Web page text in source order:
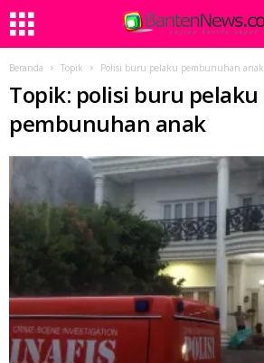
Beranda Topik Polisi buru pelaku pembunuhan anak
Topik: polisi buru pelaku
pembunuhan anak